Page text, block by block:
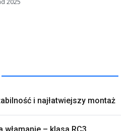
2025
i najłatwiejszy montaż